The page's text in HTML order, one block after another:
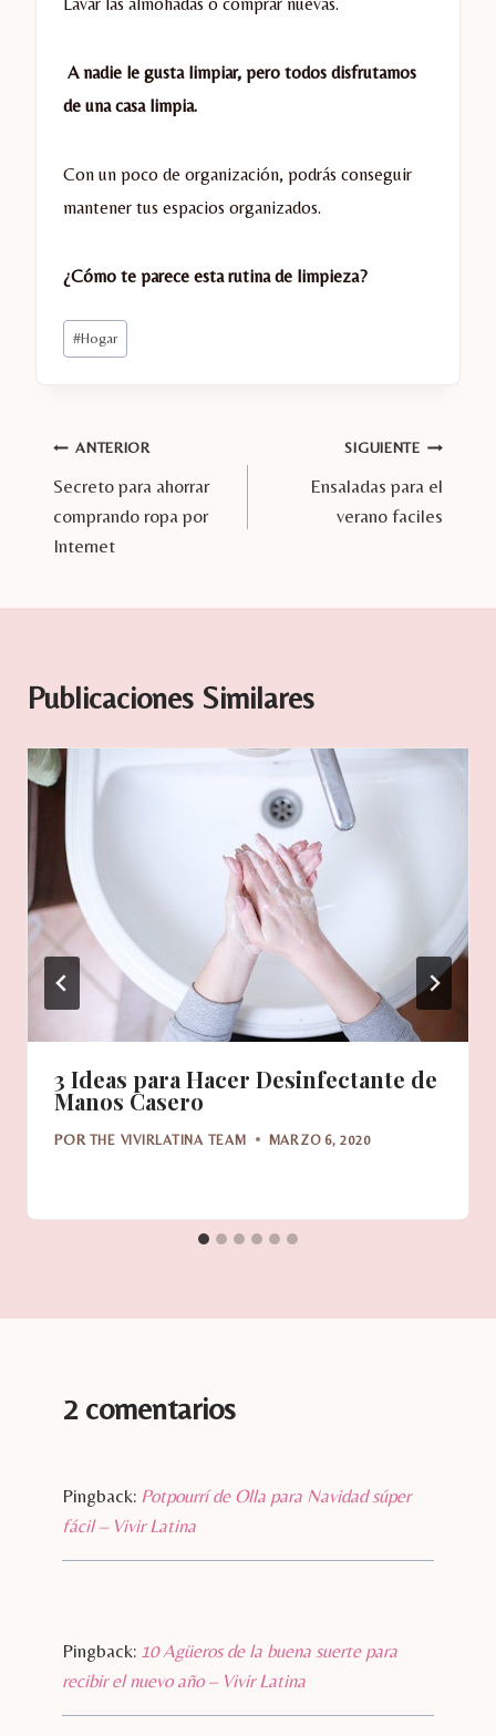
A nadie le gusta limpiar, pero todos disfrutamos
de una casa limpia.
Con un poco de organización, podrás conseguir
mantener tus espacios organizados.
¿Cómo te parece esta rutina de limpieza?
Etiquetas
de
#Hogar
Navegación
de
entradas
ANTERIOR
Secreto para ahorrar
comprando ropa por
Internet
SIGUIENTE
Ensaladas para el
verano faciles
Publicaciones Similares
3 Ideas para Hacer Desinfectante de
Manos Casero
POR THE VIVIRLATINA TEAM MARZO 6, 2020
2 comentarios
Pingback: Potpourrí de Olla para Navidad súper
fácil – Vivir Latina
Pingback: 10 Agüeros de la buena suerte para
recibir el nuevo año – Vivir Latina